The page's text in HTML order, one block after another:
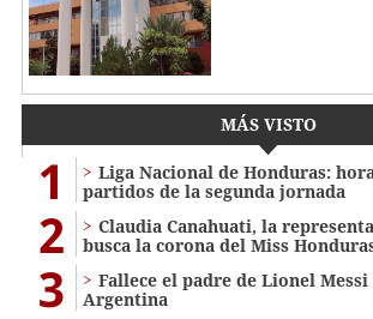
MÁS VISTO
1
Liga Nacional de Honduras:
partidos de la segunda jornada
2
Claudia Canahuati, la
busca la corona del Miss
3
Fallece el padre de Lionel Messi
Argentina